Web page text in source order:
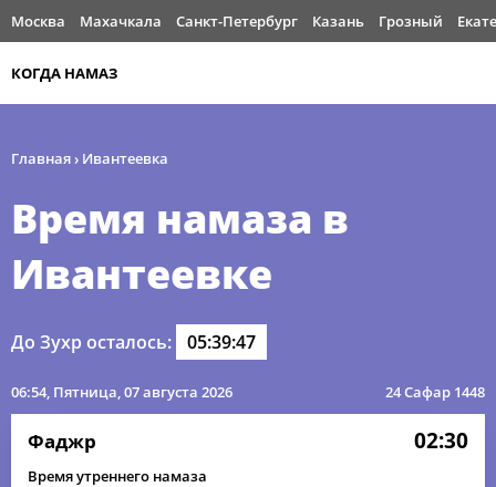
Москва Махачкала Санкт-Петербург Казань Грозный
КОГДА НАМАЗ
Главная› Ивантеевка
Время намаза в
Ивантеевке
До Зухр осталось: 05:39:47
06:54, Пятница, 07 августа 2026 24 Сафар 1448
Фаджр 02:30
Время утреннего намаза